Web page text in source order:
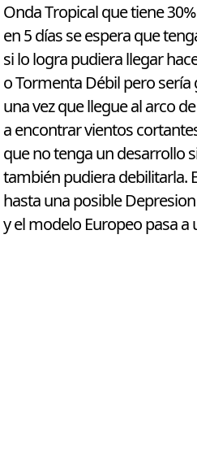
Onda Tropical que tiene
en 5 días se espera que
si lo logra pudiera llegar
o Tormenta Débil pero
una vez que llegue al arco
a encontrar vientos
que no tenga un desarrollo
también pudiera debilitarla.
hasta una posible
y el modelo Europeo pasa a